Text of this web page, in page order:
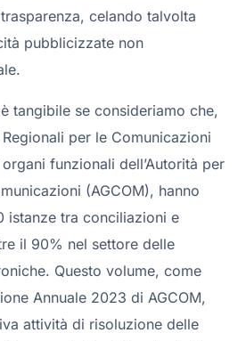
celando talvolta
pubblicizzate non
tangibile se consideriamo che,
per le Comunicazioni
funzionali dell’Autorità per
(AGCOM), hanno
istanze tra conciliazioni e
il 90% nel settore delle
Questo volume, come
Annuale 2023 di AGCOM,
attività di risoluzione delle